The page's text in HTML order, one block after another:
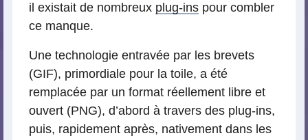
il existait de nombreux plug-ins pour combler
ce manque.
Une technologie entravée par les brevets
(GIF), primordiale pour la toile, a été
remplacée par un format réellement libre et
ouvert (PNG), d’abord à travers des plug-ins,
puis, rapidement après, nativement dans les